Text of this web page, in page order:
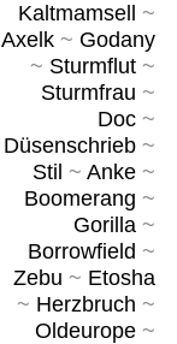
Kaltmamsell
~
Axelk~ Godany
~ Sturmflut~
Sturmfrau ~
Doc~
Düsenschrieb~
Stil ~ Anke~
Boomerang ~
Gorilla~
Borrowfield ~
Zebu ~ Etosha
~ Herzbruch ~
Oldeurope~